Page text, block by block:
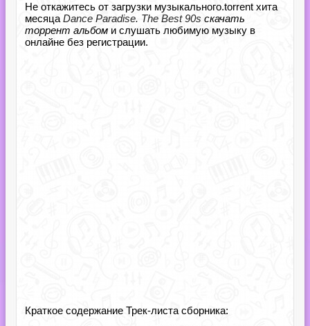
Не откажитесь от загрузки музыкального.torrent хита
месяца Dance Paradise. The Best 90s скачать
торрент альбом и слушать любимую музыку в
онлайне без регистрации.
Краткое содержание Трек-листа сборника: